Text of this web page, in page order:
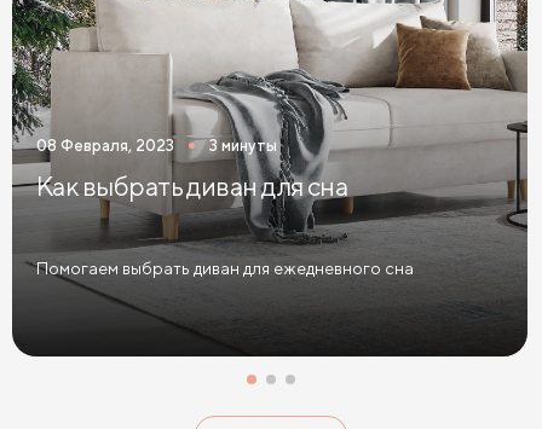
Кровати 180 х 200 с ящиками
Кровати 200 х 200 с ящиками Кровати мятного цвета
Кровати тёмного цвета Кровати горчичного цвета
Кровати бирюзового цвета
Кровати в современном стиле Кровати в стиле лофт
Кровати в скандинавском стиле
Кровати в классическом стиле Кровати без изголовья
08 Февраля, 2023 3 минуты
Как выбрать диван для сна
Помогаем выбрать диван для ежедневного сна